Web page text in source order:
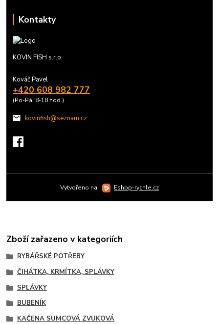
Kontakty
KOVIN FISH s.r.o.
Kováč Pavel
+420 608 982 777
(Po-Pá, 8-18 hod.)
kovinfish@seznam.cz
Vytvořeno na Eshop-rychle.cz
Zboží zařazeno v kategoriích
RYBÁŘSKÉ POTŘEBY
ČIHÁTKA, KRMÍTKA, SPLÁVKY
SPLÁVKY
BUBENÍK
KAČENA SUMCOVÁ ZVUKOVÁ